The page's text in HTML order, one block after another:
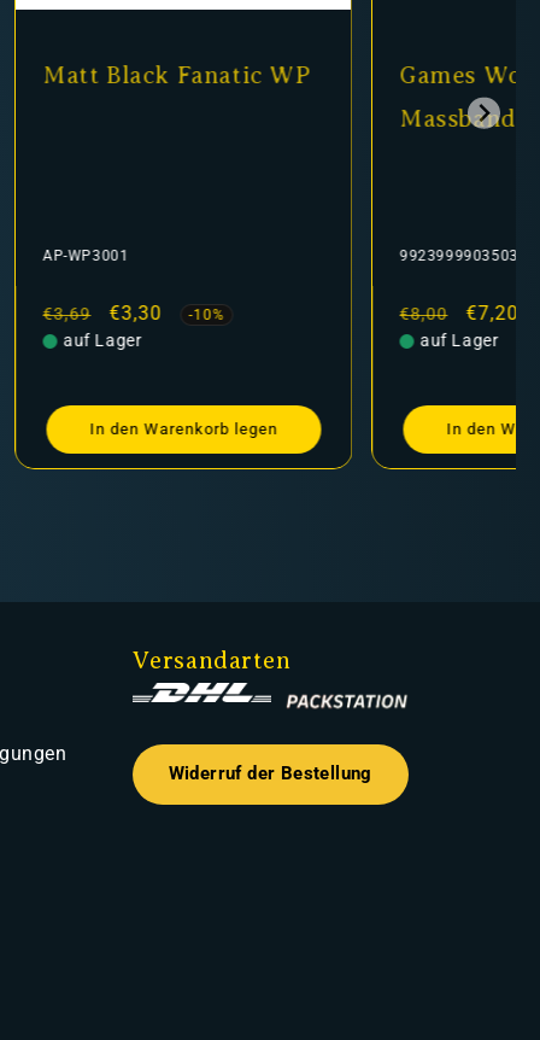
Matt Black Fanatic WP
AP-WP3001
Normaler
Preis
€3,69 Verkaufspreis
€3,30 -10%
auf Lager
In den Warenkorb legen
Games
Massband
9923999903503
Normaler
Preis
€8,00 €7,20
auf Lager
In den
Versandarten
Widerruf der Bestellung